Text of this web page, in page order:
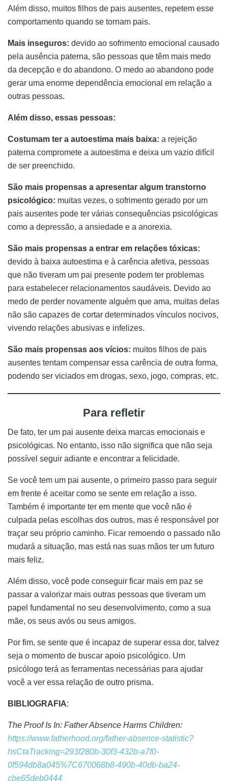
Além disso, muitos filhos de pais ausentes, repetem esse
comportamento quando se tornam pais.
Mais inseguros: devido ao sofrimento emocional causado
pela ausência paterna, são pessoas que têm mais medo
da decepção e do abandono. O medo ao abandono pode
gerar uma enorme dependência emocional em relação a
outras pessoas.
Além disso, essas pessoas:
Costumam ter a autoestima mais baixa: a rejeição
paterna compromete a autoestima e deixa um vazio difícil
de ser preenchido.
São mais propensas a apresentar algum transtorno
psicológico: muitas vezes, o sofrimento gerado por um
pais ausentes pode ter várias consequências psicológicas
como a depressão, a ansiedade e a anorexia.
São mais propensas a entrar em relações tóxicas:
devido à baixa autoestima e à carência afetiva, pessoas
que não tiveram um pai presente podem ter problemas
para estabelecer relacionamentos saudáveis. Devido ao
medo de perder novamente alguém que ama, muitas delas
não são capazes de cortar determinados vínculos nocivos,
vivendo relações abusivas e infelizes.
São mais propensas aos vícios: muitos filhos de pais
ausentes tentam compensar essa carência de outra forma,
podendo ser viciados em drogas, sexo, jogo, compras, etc.
Para refletir
De fato, ter um pai ausente deixa marcas emocionais e
psicológicas. No entanto, isso não significa que não seja
possível seguir adiante e encontrar a felicidade.
Se você tem um pai ausente, o primeiro passo para seguir
em frente é aceitar como se sente em relação a isso.
Também é importante ter em mente que você não é
culpada pelas escolhas dos outros, mas é responsável por
traçar seu próprio caminho. Ficar remoendo o passado não
mudará a situação, mas está nas suas mãos ter um futuro
mais feliz.
Além disso, você pode conseguir ficar mais em paz se
passar a valorizar mais outras pessoas que tiveram um
papel fundamental no seu desenvolvimento, como a sua
mãe, os seus avós ou seus amigos.
Por fim, se sente que é incapaz de superar essa dor, talvez
seja o momento de buscar apoio psicológico. Um
psicólogo terá as ferramentas necessárias para ajudar
você a ver essa relação de outro prisma.
BIBLIOGRAFIA:
The Proof Is In: Father Absence Harms Children:
https://www.fatherhood.org/father-absence-statistic?
hsCtaTracking=293f280b-30f3-432b-a7f0-
0f594db8a045%7C670068b8-490b-40db-ba24-
cbe65deb0444